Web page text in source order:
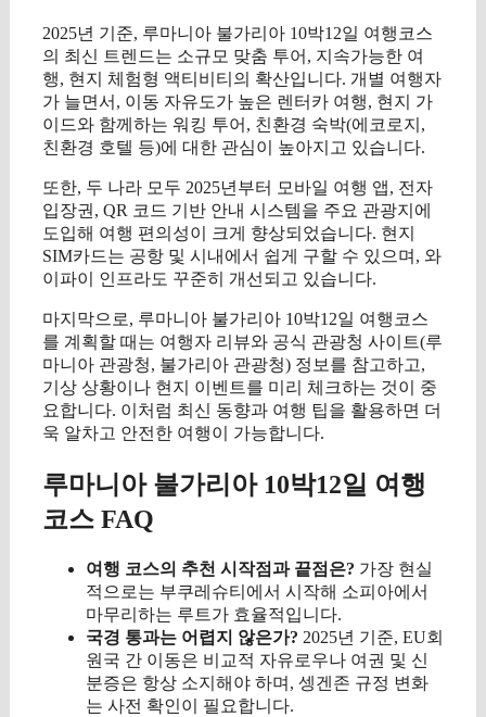
2025년 기준, 루마니아 불가리아 10박12일 여행코스
의 최신 트렌드는 소규모 맞춤 투어, 지속가능한 여
행, 현지 체험형 액티비티의 확산입니다. 개별 여행자
가 늘면서, 이동 자유도가 높은 렌터카 여행, 현지 가
이드와 함께하는 워킹 투어, 친환경 숙박(에코로지,
친환경 호텔 등)에 대한 관심이 높아지고 있습니다.
또한, 두 나라 모두 2025년부터 모바일 여행 앱, 전자
입장권, QR 코드 기반 안내 시스템을 주요 관광지에
도입해 여행 편의성이 크게 향상되었습니다. 현지
SIM카드는 공항 및 시내에서 쉽게 구할 수 있으며, 와
이파이 인프라도 꾸준히 개선되고 있습니다.
마지막으로, 루마니아 불가리아 10박12일 여행코스
를 계획할 때는 여행자 리뷰와 공식 관광청 사이트(루
마니아 관광청, 불가리아 관광청) 정보를 참고하고,
기상 상황이나 현지 이벤트를 미리 체크하는 것이 중
요합니다. 이처럼 최신 동향과 여행 팁을 활용하면 더
욱 알차고 안전한 여행이 가능합니다.
루마니아 불가리아 10박12일 여행
코스 FAQ
여행 코스의 추천 시작점과 끝점은? 가장 현실
적으로는 부쿠레슈티에서 시작해 소피아에서
마무리하는 루트가 효율적입니다.
국경 통과는 어렵지 않은가? 2025년 기준, EU회
원국 간 이동은 비교적 자유로우나 여권 및 신
분증은 항상 소지해야 하며, 셍겐존 규정 변화
는 사전 확인이 필요합니다.